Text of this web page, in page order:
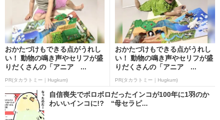
おかたづけもできる点がうれし
い！ 動物の鳴き声やセリフが盛
りだくさんの「アニア ...
PR(タカラトミー｜Hugkum)
おかたづけもできる点がうれし
い！ 動物の鳴き声やセリフが盛
りだくさんの「アニア ...
PR(タカラトミー｜Hugkum)
自信喪失でボロボロだったインコが100年に1羽のか
わいいインコに!? “母セラピ...